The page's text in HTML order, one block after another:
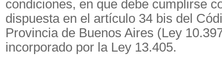
condiciones, en que debe cumplirse
dispuesta en el artículo 34 bis del
Provincia de Buenos Aires (Ley
incorporado por la Ley 13.405.